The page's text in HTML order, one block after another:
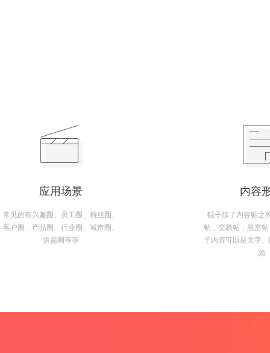
应用场景
常见的有兴趣圈、员工圈、粉丝圈、
客户圈、产品圈、行业圈、城市圈、
供需圈等等
内容
帖子除了内容帖之
帖，交易帖，悬赏
子内容可以是文字
频